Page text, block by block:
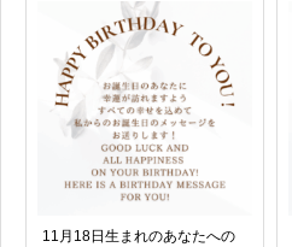
11月18日生まれのあなたへの